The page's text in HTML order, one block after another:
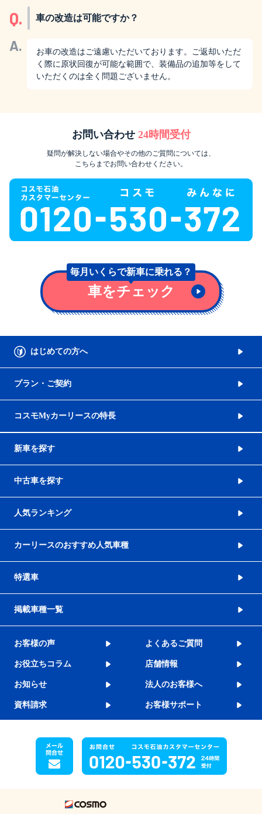
Q. 車の改造は可能ですか？
A.
お車の改造はご遠慮いただいております。ご返却いただ
く際に原状回復が可能な範囲で、装備品の追加等をして
いただくのは全く問題ございません。
お問い合わせ 24時間受付
疑問が解決しない場合やその他のご質問については、
こちらまでお問い合わせください。
毎月いくらで新車に乗れる？
車をチェック
はじめての方へ
プラン・ご契約
コスモMyカーリースの特長
新車を探す
中古車を探す
人気ランキング
カーリースのおすすめ人気車種
特選車
掲載車種一覧
お客様の声 よくあるご質問
お役立ちコラム 店舗情報
お知らせ 法人のお客様へ
資料請求 お客様サポート